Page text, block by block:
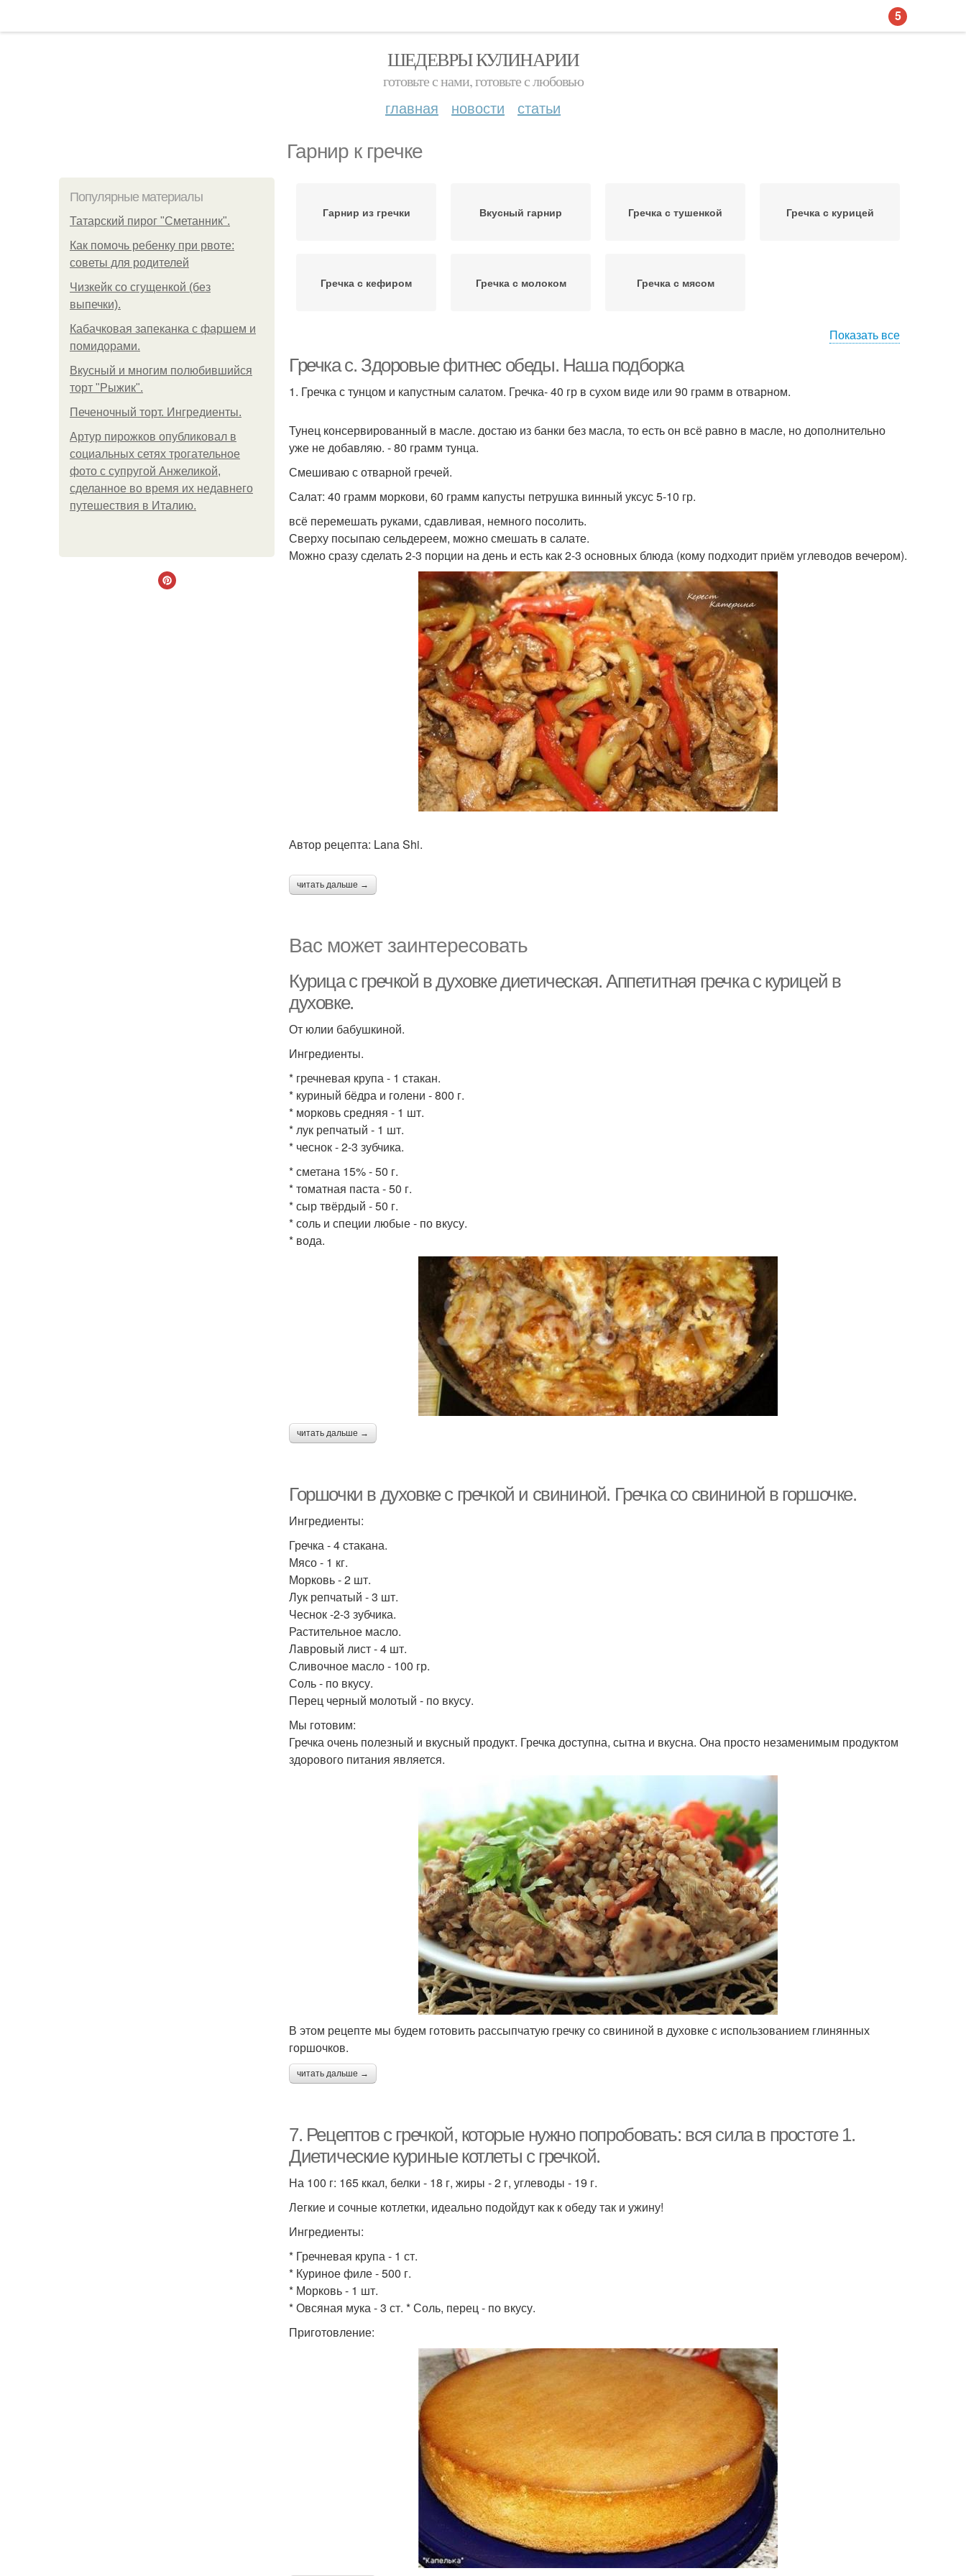
ШЕДЕВРЫ КУЛИНАРИИ
готовьте с нами, готовьте с любовью
главная новости статьи
Гарнир к гречке
Популярные материалы
Татарский пирог "Сметанник".
Как помочь ребенку при рвоте:
советы для родителей
Чизкейк со сгущенкой (без
выпечки).
Кабачковая запеканка с фаршем и
помидорами.
Вкусный и многим полюбившийся
торт "Рыжик".
Печеночный торт. Ингредиенты.
Артур пирожков опубликовал в
социальных сетях трогательное
фото с супругой Анжеликой,
сделанное во время их недавнего
путешествия в Италию.
Гарнир из гречки Вкусный гарнир Гречка с тушенкой Гречка с курицей
Гречка с кефиром Гречка с молоком Гречка с мясом
Показать все
Гречка с. Здоровые фитнес обеды. Наша подборка
1. Гречка с тунцом и капустным салатом. Гречка- 40 гр в сухом виде или 90 грамм в отварном.
Тунец консервированный в масле. достаю из банки без масла, то есть он всё равно в масле, но дополнительно
уже не добавляю. - 80 грамм тунца.
Смешиваю с отварной гречей.
Салат: 40 грамм моркови, 60 грамм капусты петрушка винный уксус 5-10 гр.
всё перемешать руками, сдавливая, немного посолить.
Сверху посыпаю сельдереем, можно смешать в салате.
Можно сразу сделать 2-3 порции на день и есть как 2-3 основных блюда (кому подходит приём углеводов вечером).
Автор рецепта: Lana Shi.
читать дальше →
Вас может заинтересовать
Курица с гречкой в духовке диетическая. Аппетитная гречка с курицей в
духовке.
От юлии бабушкиной.
Ингредиенты.
* гречневая крупа - 1 стакан.
* куриный бёдра и голени - 800 г.
* морковь средняя - 1 шт.
* лук репчатый - 1 шт.
* чеснок - 2-3 зубчика.
* сметана 15% - 50 г.
* томатная паста - 50 г.
* сыр твёрдый - 50 г.
* соль и специи любые - по вкусу.
* вода.
читать дальше →
Горшочки в духовке с гречкой и свининой. Гречка со свининой в горшочке.
Ингредиенты:
Гречка - 4 стакана.
Мясо - 1 кг.
Морковь - 2 шт.
Лук репчатый - 3 шт.
Чеснок -2-3 зубчика.
Растительное масло.
Лавровый лист - 4 шт.
Сливочное масло - 100 гр.
Соль - по вкусу.
Перец черный молотый - по вкусу.
Мы готовим:
Гречка очень полезный и вкусный продукт. Гречка доступна, сытна и вкусна. Она просто незаменимым продуктом
здорового питания является.
В этом рецепте мы будем готовить рассыпчатую гречку со свининой в духовке с использованием глинянных
горшочков.
читать дальше →
7. Рецептов с гречкой, которые нужно попробовать: вся сила в простоте 1.
Диетические куриные котлеты с гречкой.
На 100 г: 165 ккал, белки - 18 г, жиры - 2 г, углеводы - 19 г.
Легкие и сочные котлетки, идеально подойдут как к обеду так и ужину!
Ингредиенты:
* Гречневая крупа - 1 ст.
* Куриное филе - 500 г.
* Морковь - 1 шт.
* Овсяная мука - 3 ст. * Соль, перец - по вкусу.
Приготовление:
5